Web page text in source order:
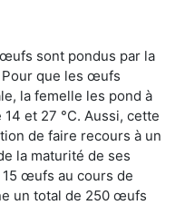
sont pondus par la
Pour que les œufs
la femelle les pond à
et 27 °C. Aussi, cette
de faire recours à un
la maturité de ses
œufs au cours de
un total de 250 œufs